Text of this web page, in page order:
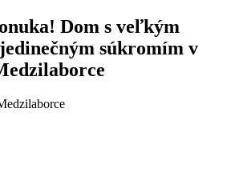
Dom s veľkým
súkromím v